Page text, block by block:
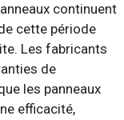
continuent
cette période
Les fabricants
de
les panneaux
efficacité,